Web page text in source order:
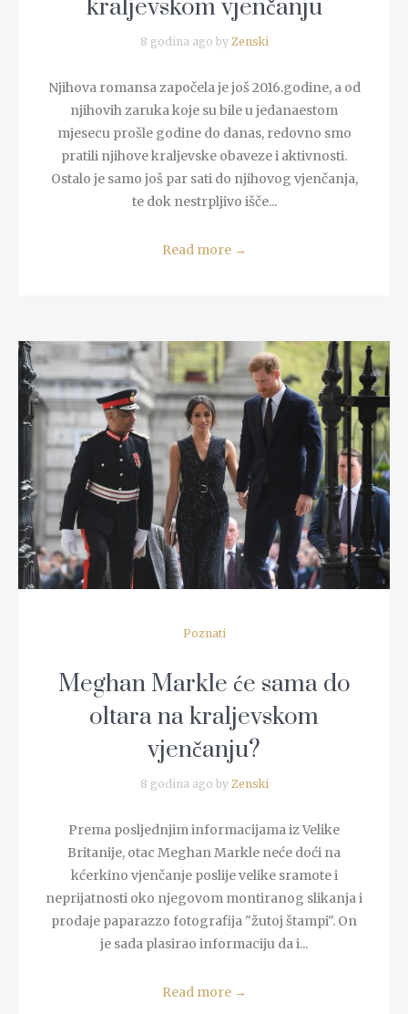
kraljevskom vjenčanju
8 godina ago by Zenski
Njihova romansa započela je još 2016.godine, a od
njihovih zaruka koje su bile u jedanaestom
mjesecu prošle godine do danas, redovno smo
pratili njihove kraljevske obaveze i aktivnosti.
Ostalo je samo još par sati do njihovog vjenčanja,
te dok nestrpljivo išče...
Read more →
READ MORE
Poznati
Meghan Markle će sama do
oltara na kraljevskom
vjenčanju?
8 godina ago by Zenski
Prema posljednjim informacijama iz Velike
Britanije, otac Meghan Markle neće doći na
kćerkino vjenčanje poslije velike sramote i
neprijatnosti oko njegovom montiranog slikanja i
prodaje paparazzo fotografija "žutoj štampi". On
je sada plasirao informaciju da i...
Read more →